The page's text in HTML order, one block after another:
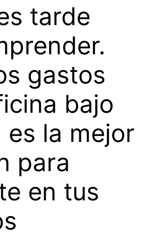
tarde
gastos
bajo
la mejor
para
en tus